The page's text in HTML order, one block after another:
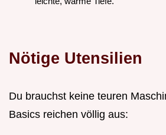
Nötige Utensilien
Du brauchst keine teuren
Basics reichen völlig aus: